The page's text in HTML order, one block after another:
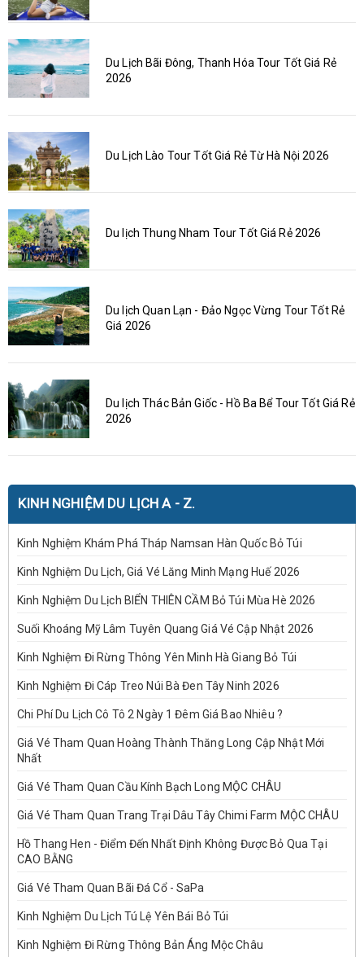
Du Lịch Bãi Đông, Thanh Hóa Tour Tốt Giá Rẻ
2026
Du Lịch Lào Tour Tốt Giá Rẻ Từ Hà Nội 2026
Du lịch Thung Nham Tour Tốt Giá Rẻ 2026
Du lịch Quan Lạn - Đảo Ngọc Vừng Tour Tốt Rẻ
Giá 2026
Du lịch Thác Bản Giốc - Hồ Ba Bể Tour Tốt Giá Rẻ
2026
KINH NGHIỆM DU LỊCH A - Z.
Kinh Nghiệm Khám Phá Tháp Namsan Hàn Quốc Bỏ Túi
Kinh Nghiệm Du Lịch, Giá Vé Lăng Minh Mạng Huế 2026
Kinh Nghiệm Du Lịch BIỂN THIÊN CẦM Bỏ Túi Mùa Hè 2026
Suối Khoáng Mỹ Lâm Tuyên Quang Giá Vé Cập Nhật 2026
Kinh Nghiệm Đi Rừng Thông Yên Minh Hà Giang Bỏ Túi
Kinh Nghiệm Đi Cáp Treo Núi Bà Đen Tây Ninh 2026
Chi Phí Du Lịch Cô Tô 2 Ngày 1 Đêm Giá Bao Nhiêu ?
Giá Vé Tham Quan Hoàng Thành Thăng Long Cập Nhật Mới
Nhất
Giá Vé Tham Quan Cầu Kính Bạch Long MỘC CHÂU
Giá Vé Tham Quan Trang Trại Dâu Tây Chimi Farm MỘC CHÂU
Hồ Thang Hen - Điểm Đến Nhất Định Không Được Bỏ Qua Tại
CAO BẰNG
Giá Vé Tham Quan Bãi Đá Cổ - SaPa
Kinh Nghiệm Du Lịch Tú Lệ Yên Bái Bỏ Túi
Kinh Nghiệm Đi Rừng Thông Bản Áng Mộc Châu